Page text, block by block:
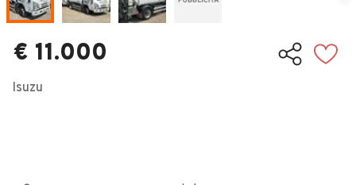
Concessionari
€ 11.000
Isuzu